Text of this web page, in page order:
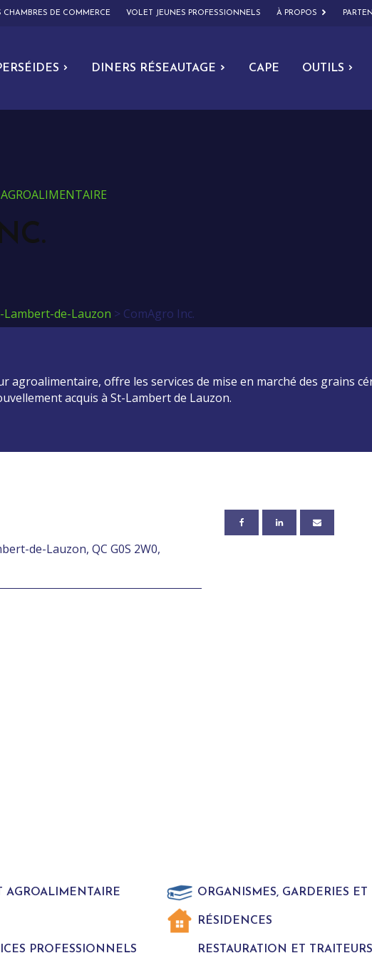
CHAMBRES DE COMMERCE VOLET JEUNES PROFESSIONNELS À PROPOS
DINERS RÉSEAUTAGE CAPE OUTILS
Lambert-de-Lauzon > ComAgro Inc.
agroalimentaire, offre les services de mise en marché des grains
acquis à St-Lambert de Lauzon.
de-Lauzon, QC G0S 2W0,
AGROALIMENTAIRE ORGANISMES, GARDERIES
RÉSIDENCES
PROFESSIONNELS RESTAURATION ET TRAITEURS